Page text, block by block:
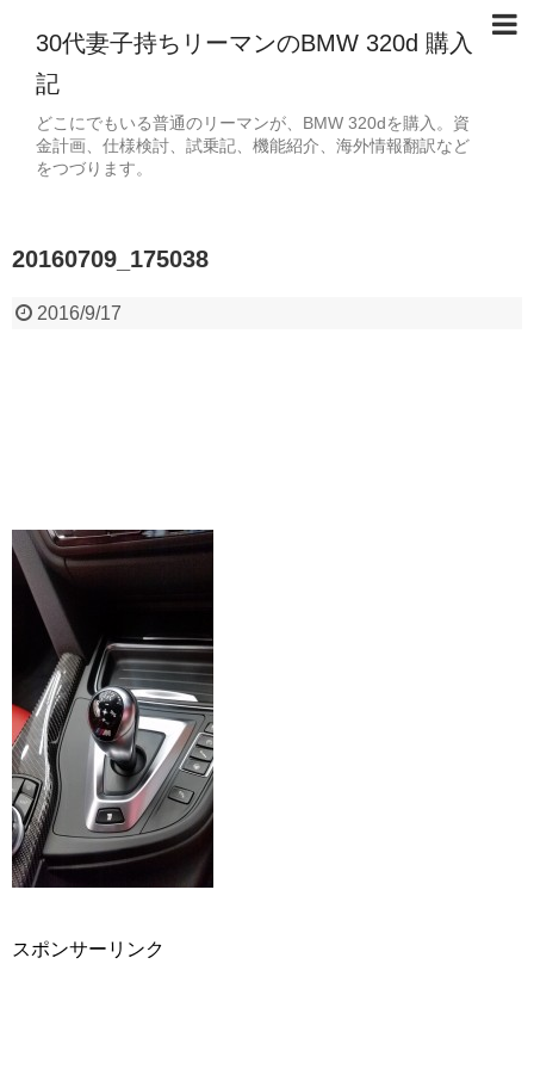
30代妻子持ちリーマンのBMW 320d 購入
記
どこにでもいる普通のリーマンが、BMW 320dを購入。資
金計画、仕様検討、試乗記、機能紹介、海外情報翻訳など
をつづります。
20160709_175038
2016/9/17
スポンサーリンク